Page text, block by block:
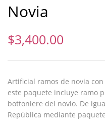
Novia
$3,400.00
Artificial ramos de novia
este paquete incluye ramo
bottoniere del novio. De
República mediante